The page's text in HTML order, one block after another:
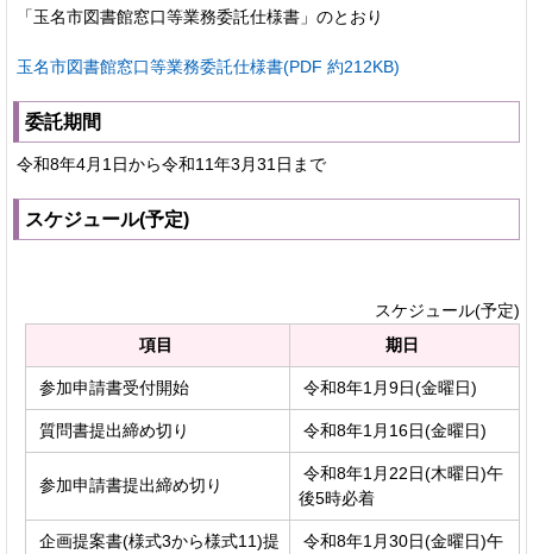
「玉名市図書館窓口等業務委託仕様書」のとおり
玉名市図書館窓口等業務委託仕様書(PDF 約212KB)
委託期間
令和8年4月1日から令和11年3月31日まで
スケジュール(予定)
スケジュール(予定)
項目
期日
参加申請書受付開始 令和8年1月9日(金曜日)
質問書提出締め切り 令和8年1月16日(金曜日)
参加申請書提出締め切り
令和8年1月22日(木曜日)午
後5時必着
企画提案書(様式3から様式11)提
令和8年1月30日(金曜日)午